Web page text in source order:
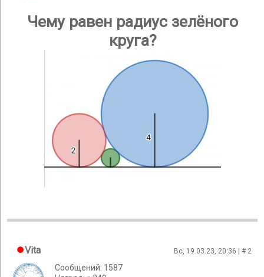
Чему равен радиус зелёного
круга?
Vita Вс, 19.03.23, 20:36 | # 2
Сообщений: 1587